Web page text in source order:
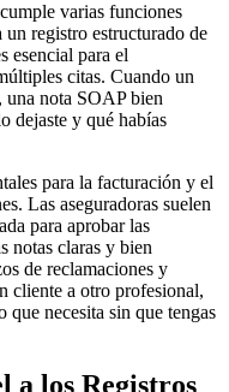
varias funciones
registro estructurado de
esencial para el
citas. Cuando un
una nota SOAP bien
dejaste y qué habías
para la facturación y el
Las aseguradoras suelen
para aprobar las
notas claras y bien
de reclamaciones y
cliente a otro profesional,
necesita sin que tengas
a los Registros